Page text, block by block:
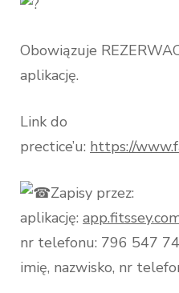
Obowiązuje
aplikację.
Link do
prectice’u: https://
Zapisy przez:
aplikację:
nr telefonu: 796 547
imię, nazwisko, nr